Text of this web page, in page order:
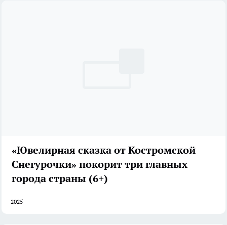
«Ювелирная сказка от Костромской
Снегурочки» покорит три главных
города страны (6+)
2025